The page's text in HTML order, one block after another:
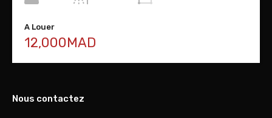
A Louer
12,000MAD
Nous contactez